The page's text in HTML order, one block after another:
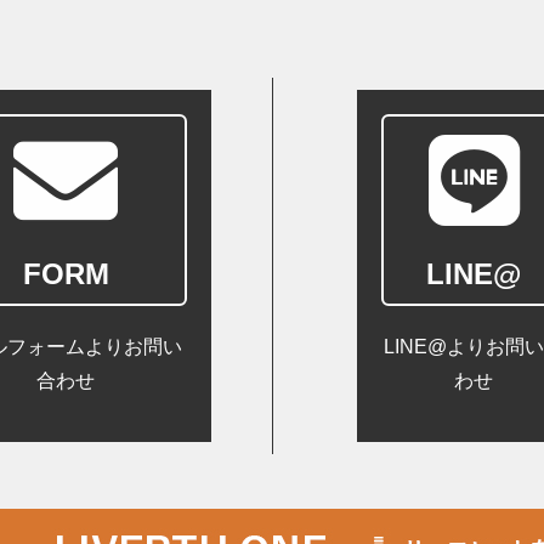
FORM
フォームよりお問い
合わせ
LINE@
LINE@よりお問
わせ